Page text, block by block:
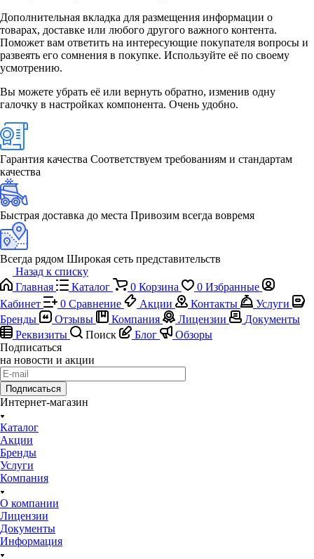
Дополнительная вкладка для размещения информации о
товарах, доставке или любого другого важного контента.
Поможет вам ответить на интересующие покупателя вопросы и
развеять его сомнения в покупке. Используйте её по своему
усмотрению.
Вы можете убрать её или вернуть обратно, изменив одну
галочку в настройках компонента. Очень удобно.
Гарантия качества Соответствуем требованиям и стандартам
качества
Быстрая доставка до места Привозим всегда вовремя
Всегда рядом Широкая сеть представительств
Назад к списку
Главная
Каталог 0 Корзина 0 Избранные
Кабинет
0 Сравнение Акции Контакты
Услуги
Бренды
Отзывы Компания Лицензии
Документы
Реквизиты
Поиск Блог
Обзоры
Подписаться
на новости и акции
Подписаться
Интернет-магазин
Каталог
Акции
Бренды
Услуги
Компания
О компании
Лицензии
Документы
Информация